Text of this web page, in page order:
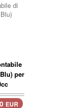
di
EUR